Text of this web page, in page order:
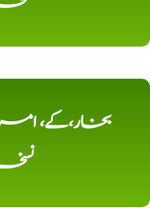
بخار،کے،